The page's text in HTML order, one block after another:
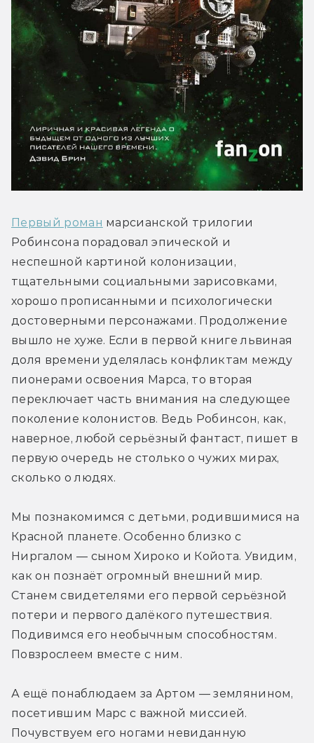
Первый роман марсианской трилогии
Робинсона порадовал эпической и
неспешной картиной колонизации,
тщательными социальными зарисовками,
хорошо прописанными и психологически
достоверными персонажами. Продолжение
вышло не хуже. Если в первой книге львиная
доля времени уделялась конфликтам между
пионерами освоения Марса, то вторая
переключает часть внимания на следующее
поколение колонистов. Ведь Робинсон, как,
наверное, любой серьёзный фантаст, пишет в
первую очередь не столько о чужих мирах,
сколько о людях.
Мы познакомимся с детьми, родившимися на
Красной планете. Особенно близко с
Ниргалом — сыном Хироко и Койота. Увидим,
как он познаёт огромный внешний мир.
Станем свидетелями его первой серьёзной
потери и первого далёкого путешествия.
Подивимся его необычным способностям.
Повзрослеем вместе с ним.
А ещё понаблюдаем за Артом — землянином,
посетившим Марс с важной миссией.
Почувствуем его ногами невиданную